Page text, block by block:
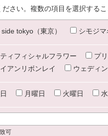
さい。複数の項目を選択するこ
tokyo（東京） シモジ
ィフィシャルフラワー プ
アンリボンレイ
ウェディ
月曜日 火曜日
可